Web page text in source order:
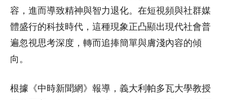
容，進而導致精神與智力退化。在短視頻與社群媒
體盛行的科技時代，這種現象正凸顯出現代社會普
遍忽視思考深度，轉而追捧簡單與膚淺內容的傾
向。
根據《中時新聞網》報導，義大利帕多瓦大學教授